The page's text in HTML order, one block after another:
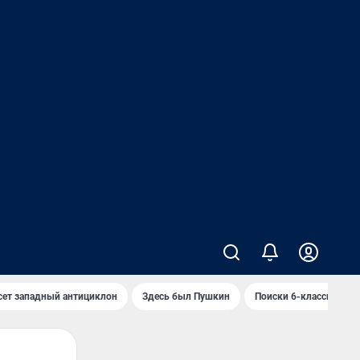
западный антициклон Здесь был Пушкин Поиски 6-классника